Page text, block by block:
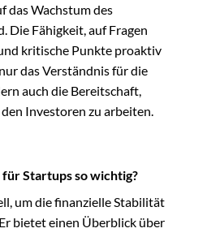
das Wachstum des
Die Fähigkeit, auf Fragen
kritische Punkte proaktiv
das Verständnis für die
auch die Bereitschaft,
Investoren zu arbeiten.
Startups so wichtig?
um die finanzielle Stabilität
bietet einen Überblick über